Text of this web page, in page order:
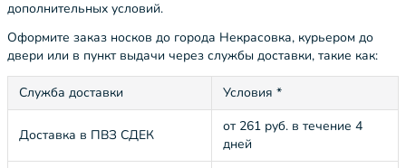
дополнительных условий.
Оформите заказ носков до города Некрасовка, курьером до
двери или в пункт выдачи через службы доставки, такие как:
Служба доставки Условия *
Доставка в ПВЗ СДЕК
от 261 руб. в течение 4
дней